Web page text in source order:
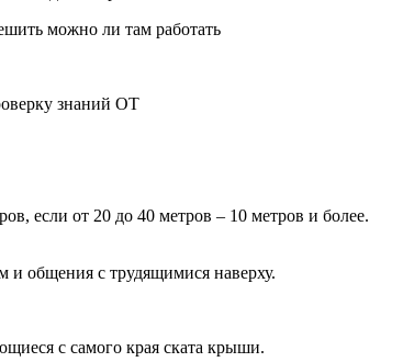
можно ли там работать
знаний ОТ
если от 20 до 40 метров – 10 метров и более.
и общения с трудящимися наверху.
с самого края ската крыши.